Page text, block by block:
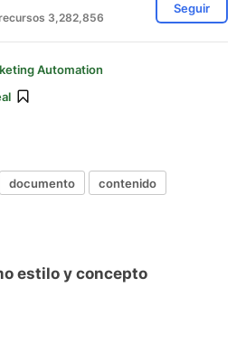
3,282,856
Seguir
Automation
documento
contenido
estilo y concepto